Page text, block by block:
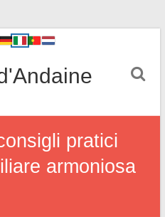
pratici
armoniosa